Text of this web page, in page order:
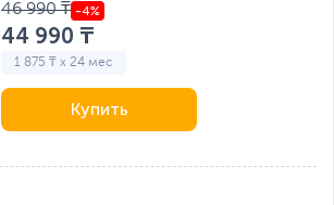
46 990 ₸
44 990 ₸
1 875 ₸ x 24 мес
Купить